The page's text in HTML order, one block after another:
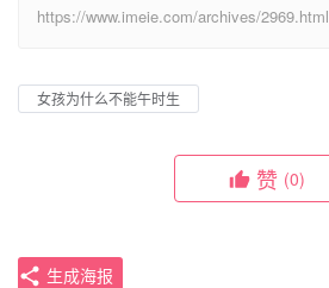
https://www.imeie.com/archives/2969.html
女孩为什么不能午时生
赞 (0)
生成海报